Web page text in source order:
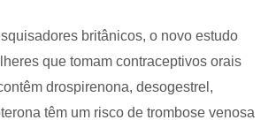
britânicos, o novo estudo
que tomam contraceptivos orais
drospirenona, desogestrel,
têm um risco de trombose venosa